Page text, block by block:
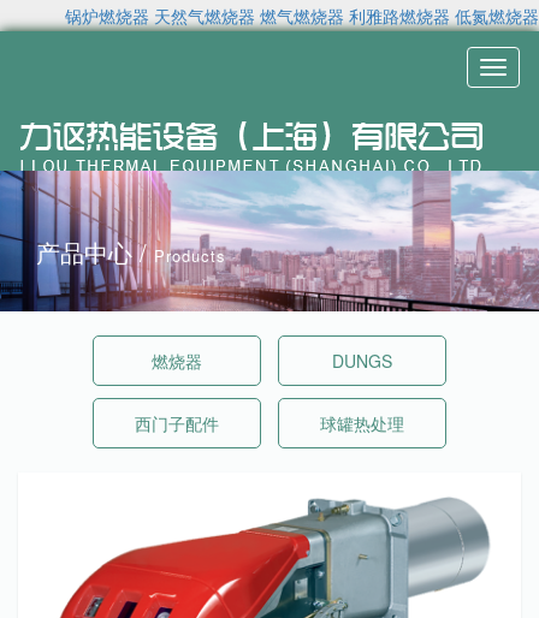
锅炉燃烧器 天然气燃烧器 燃气燃烧器 利雅路燃烧器 低氮燃烧器
产品中心 / Products
燃烧器 DUNGS
西门子配件 球罐热处理